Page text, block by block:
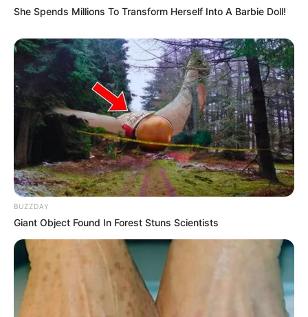
She Spends Millions To Transform Herself Into A Barbie Doll!
BUZZDAY
Giant Object Found In Forest Stuns Scientists